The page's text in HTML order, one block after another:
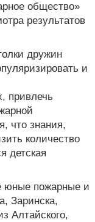
общество»
результатов
дружин
и
привлечь
что знания,
количество
детская
юные пожарные и
Заринска,
Алтайского,